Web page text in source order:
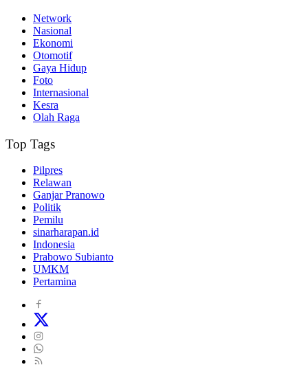
Network
Nasional
Ekonomi
Otomotif
Gaya Hidup
Foto
Internasional
Kesra
Olah Raga
Top Tags
Pilpres
Relawan
Ganjar Pranowo
Politik
Pemilu
sinarharapan.id
Indonesia
Prabowo Subianto
UMKM
Pertamina